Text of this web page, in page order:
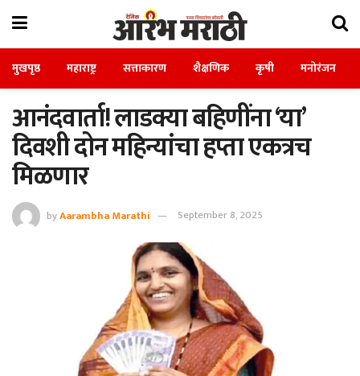
मुखपृष्ठ महाराष्ट्र सत्ताकारण शैक्षणिक कृषी मनोरंजन
आनंदवार्ता! लाडक्या बहिणींना ‘या’
दिवशी दोन महिन्यांचा हप्ता एकत्रच
मिळणार
byAarambha Marathi September 8, 2025